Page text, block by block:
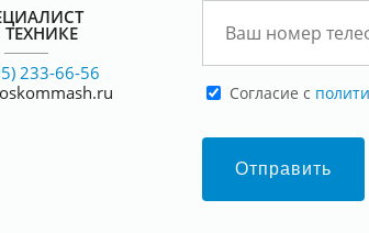
2024 Участие в выставке Wasma 2024
233-66-56
Cогласие с
Отправить